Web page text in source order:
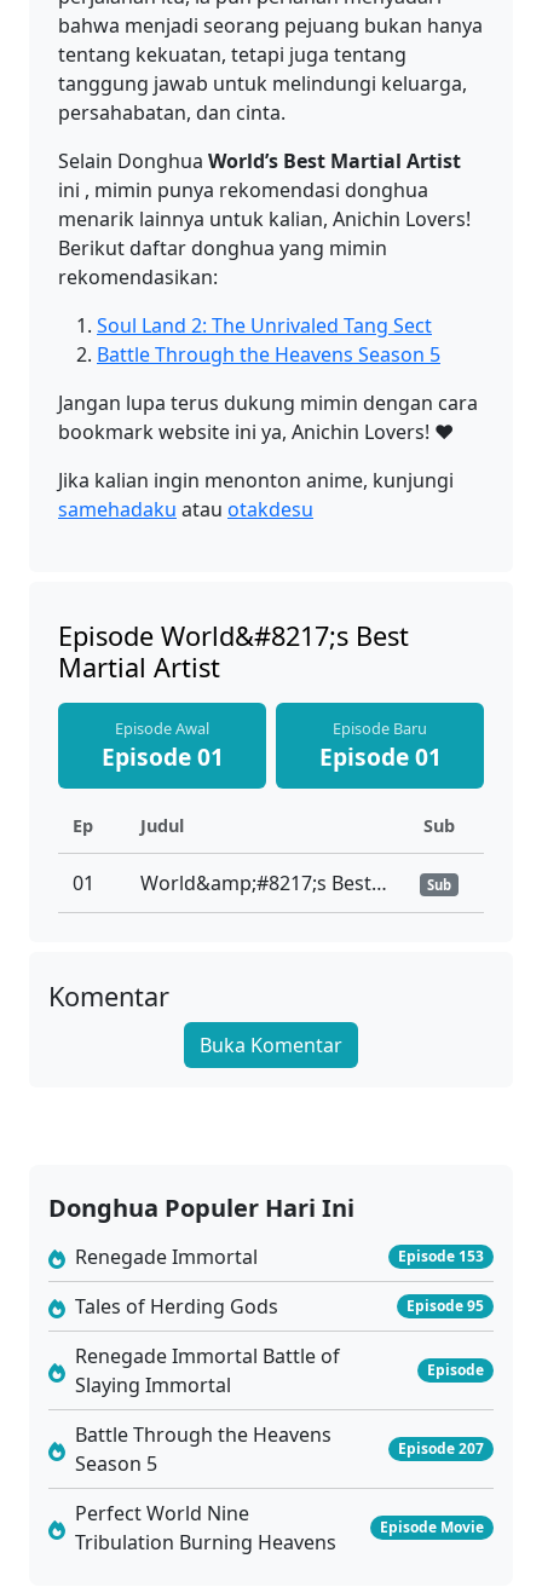
bahwa menjadi seorang pejuang bukan hanya
tentang kekuatan, tetapi juga tentang
tanggung jawab untuk melindungi keluarga,
persahabatan, dan cinta.
Selain Donghua World’s Best Martial Artist
ini , mimin punya rekomendasi donghua
menarik lainnya untuk kalian, Anichin Lovers!
Berikut daftar donghua yang mimin
rekomendasikan:
Soul Land 2: The Unrivaled Tang Sect
Battle Through the Heavens Season 5
Jangan lupa terus dukung mimin dengan cara
bookmark website ini ya, Anichin Lovers! ❤️
Jika kalian ingin menonton anime, kunjungi
samehadaku atau otakdesu
Episode World&#8217;s Best
Martial Artist
Episode Awal
Episode 01
Episode Baru
Episode 01
Ep Judul Sub
01 World&amp;#8217;s Best Martial Artist Ep 01 Sub Indo Sub
Komentar
Buka Komentar
Donghua Populer Hari Ini
Renegade Immortal Episode 153
Tales of Herding Gods Episode 95
Renegade Immortal Battle of
Slaying Immortal
Episode
Battle Through the Heavens
Season 5
Episode 207
Perfect World Nine
Tribulation Burning Heavens
Episode Movie